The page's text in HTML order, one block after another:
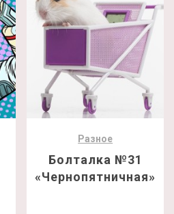
Разное
Болталка №31
«Чернопятничная»